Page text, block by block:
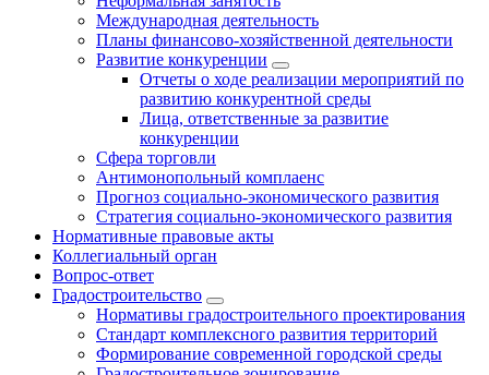
Международная деятельность
Планы финансово-хозяйственной деятельности
Развитие конкуренции
Отчеты о ходе реализации мероприятий по
развитию конкурентной среды
Лица, ответственные за развитие
конкуренции
Сфера торговли
Антимонопольный комплаенс
Прогноз социально-экономического развития
Стратегия социально-экономического развития
Нормативные правовые акты
Коллегиальный орган
Вопрос-ответ
Градостроительство
Нормативы градостроительного проектирования
Стандарт комплексного развития территорий
Формирование современной городской среды